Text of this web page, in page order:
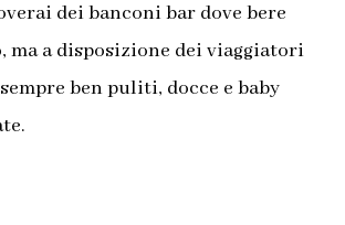
dei banconi bar dove bere
ma a disposizione dei viaggiatori
ben puliti, docce e baby